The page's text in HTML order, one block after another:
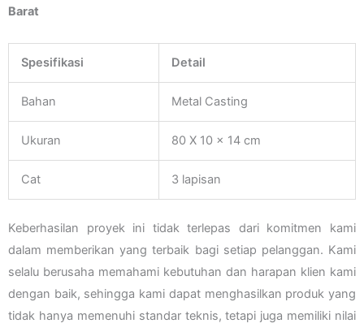
Barat
Spesifikasi Detail
Bahan Metal Casting
Ukuran 80 X 10 x 14 cm
Cat 3 lapisan
Keberhasilan proyek ini tidak terlepas dari komitmen kami
dalam memberikan yang terbaik bagi setiap pelanggan. Kami
selalu berusaha memahami kebutuhan dan harapan klien kami
dengan baik, sehingga kami dapat menghasilkan produk yang
tidak hanya memenuhi standar teknis, tetapi juga memiliki nilai